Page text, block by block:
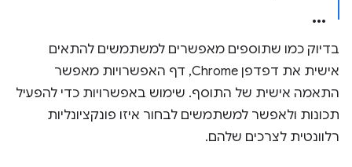
בדיוק כמו שתוספים מאפשרים למשתמשים להתאים
אישית את דפדפן Chrome, דף האפשרויות מאפשר
התאמה אישית של התוסף. שימוש באפשרויות כדי להפעיל
תכונות ולאפשר למשתמשים לבחור איזו פונקציונליות
רלוונטית לצרכים שלהם.